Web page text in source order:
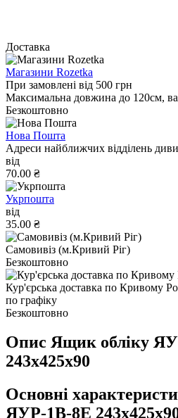
Доставка
Магазини Rozetka
При замовлені від 500 грн
Максимальна довжина до 120см,
Безкоштовно
Нова Пошта
Адреси найближчих відділень
від
70.00 ₴
Укрпошта
від
35.00 ₴
Самовивіз (м.Кривий Ріг)
Безкоштовно
Кур'єрська доставка по Кривому
по графіку
Безкоштовно
Опис Ящик облiку
243х425х90
Основні
ЯУР-1В-8Е